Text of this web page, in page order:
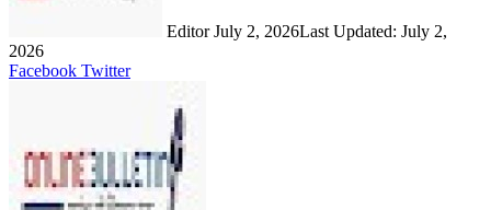
Editor July 2, 2026Last Updated: July 2,
2026
Facebook TwitterLinkedIn
Share
Print